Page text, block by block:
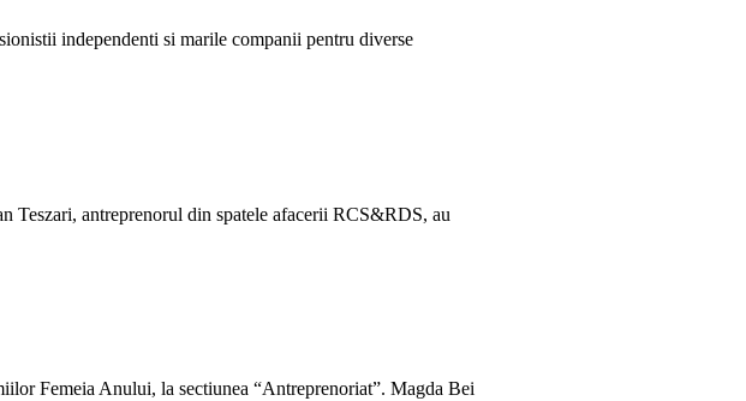
independenti si marile companii pentru diverse
Teszari, antreprenorul din spatele afacerii RCS&RDS, au
Femeia Anului, la sectiunea “Antreprenoriat”. Magda Bei